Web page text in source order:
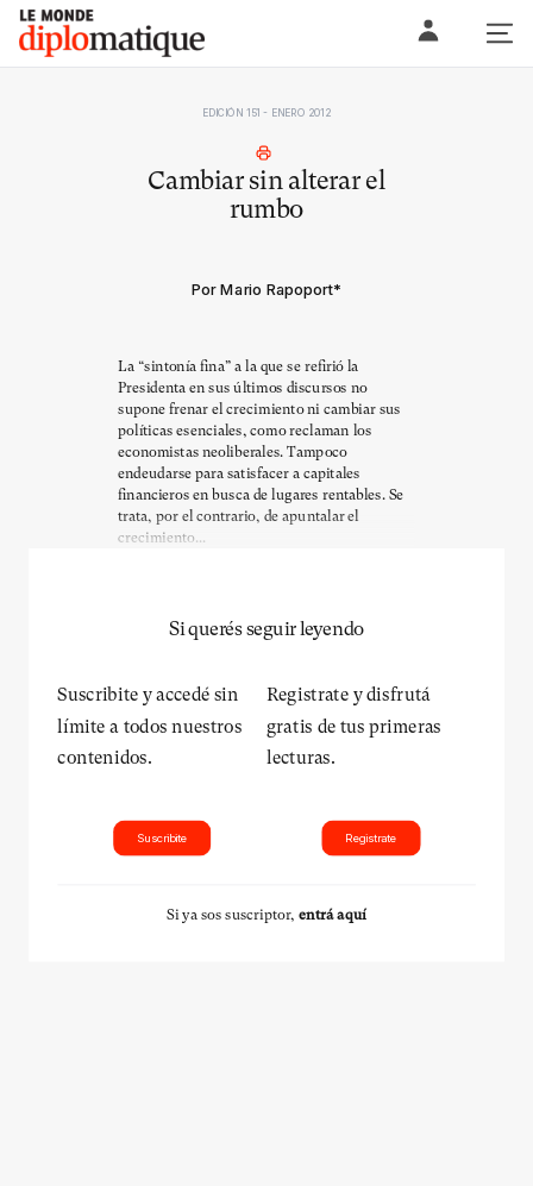
Skip
content
Le monde diplomatique
EDICIÓN 151 - ENERO 2012
Cambiar sin alterar el
rumbo
Por Mario Rapoport*
La “sintonía fina” a la que se refirió la
Presidenta en sus últimos discursos no
supone frenar el crecimiento ni cambiar sus
políticas esenciales, como reclaman los
economistas neoliberales. Tampoco
endeudarse para satisfacer a capitales
financieros en busca de lugares rentables. Se
trata, por el contrario, de apuntalar el
crecimiento...
Si querés seguir leyendo
Suscribite y accedé sin
límite a todos nuestros
contenidos.
Suscribite
Registrate y disfrutá
gratis de tus primeras
lecturas.
Registrate
Si ya sos suscriptor, entrá aquí